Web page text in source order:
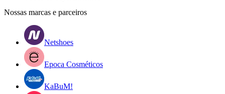
Nossas marcas e parceiros
Netshoes
Epoca Cosméticos
KaBuM!